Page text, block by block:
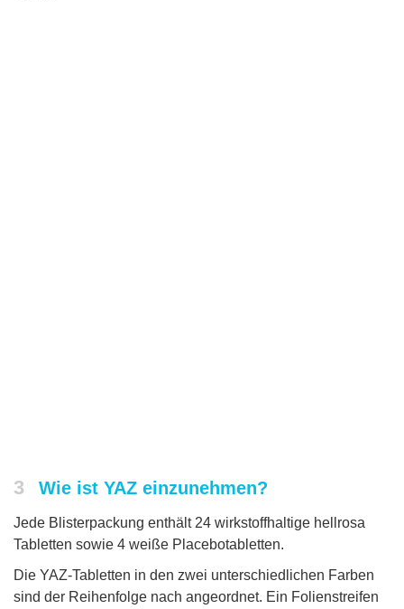
3 Wie ist YAZ einzunehmen?
Jede Blisterpackung enthält 24 wirkstoffhaltige hellrosa
Tabletten sowie 4 weiße Placebotabletten.
Die YAZ-Tabletten in den zwei unterschiedlichen Farben
sind der Reihenfolge nach angeordnet. Ein Folienstreifen